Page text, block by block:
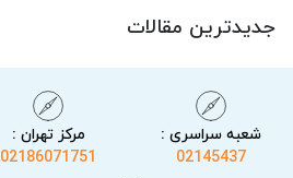
جدیدترین مقالات
شعبه سراسری :
02145437
مرکز تهران :
02186071751